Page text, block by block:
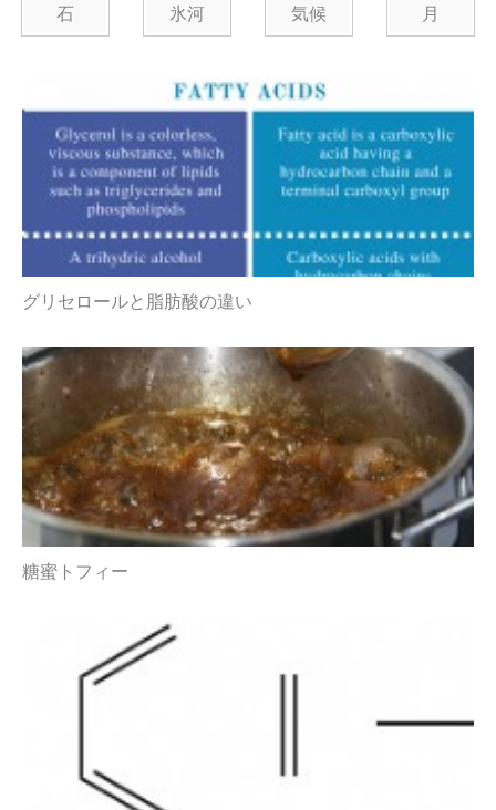
石 氷河 気候 月
グリセロールと脂肪酸の違い
糖蜜トフィー